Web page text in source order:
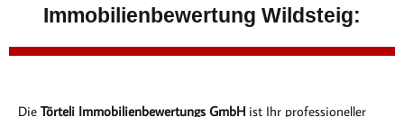
Immobilienbewertung Wildsteig:
Die Törteli Immobilienbewertungs GmbH ist Ihr professioneller